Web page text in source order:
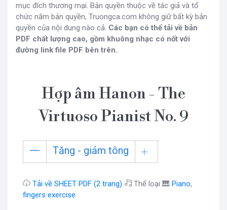
mục đích thương mại. Bản quyền thuộc về tác giả và tổ
chức nắm bản quyền, Truongca.com không giữ bất kỳ bản
quyền của nội dung nào cả. Các bạn có thể tải về bản
PDF chất lượng cao, gồm khuông nhạc có nốt với
đường link file PDF bên trên.
Hợp âm Hanon - The
Virtuoso Pianist No. 9
Tăng - giảm tông
Tải về SHEET PDF (2 trang) Thể loại 🎹 Piano,
fingers exercise